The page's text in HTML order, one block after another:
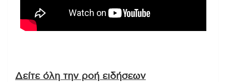
Δείτε όλη την ροή ειδήσεων